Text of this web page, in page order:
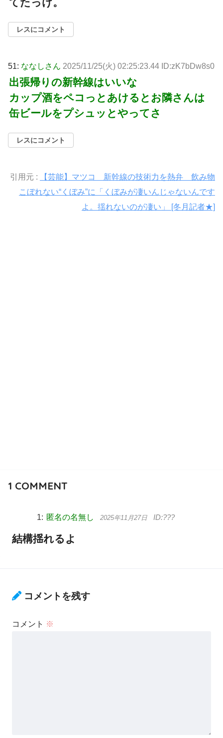
レスにコメント
51: ななしさん 2025/11/25(火) 02:25:23.44 ID:zK7bDw8s0
出張帰りの新幹線はいいな
カップ酒をペコっとあけるとお隣さんは
缶ビールをプシュッとやってさ
レスにコメント
引用元 :
【芸能】マツコ 新幹線の技術力を熱弁 飲み物
こぼれない“くぼみ”に「くぼみが凄いんじゃないんです
よ。揺れないのが凄い」 [冬月記者★]
1 COMMENT
匿名の名無し 2025年11月27日
結構揺れるよ
コメントを残す
コメント ※